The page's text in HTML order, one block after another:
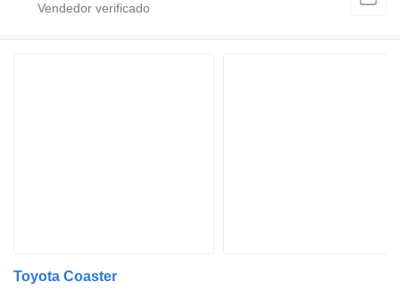
Toyota Coaster